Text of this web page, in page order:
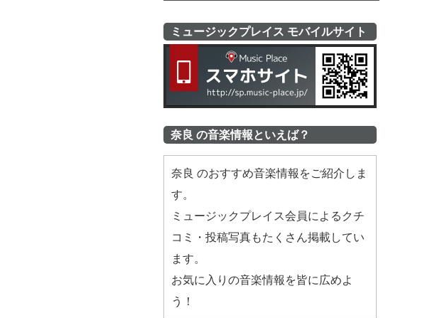
ミュージックプレイス モバイルサイト
奈良 の音楽情報といえば？
奈良 のおすすめ音楽情報をご紹介しま
す。
ミュージックプレイス会員によるクチ
コミ・投稿写真もたくさん掲載してい
ます。
お気に入りの音楽情報を皆に広めよ
う！